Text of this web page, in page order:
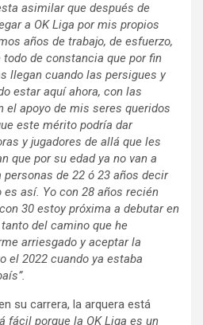
asimilar que después de
a OK Liga por mis propios
años de trabajo, de esfuerzo,
de constancia que por fin
llegan cuando las persigues y
estar aquí ahora, con las
el apoyo de mis seres queridos
este mérito podría dar
y jugadores de allá que les
que por su edad ya no van a
de 22 ó 23 años decir
así. Yo con 28 años recién
30 estoy próxima a debutar en
del camino que he
arriesgado y aceptar la
el 2022 cuando ya estaba
su carrera, la arquera está
fácil porque la OK Liga es un